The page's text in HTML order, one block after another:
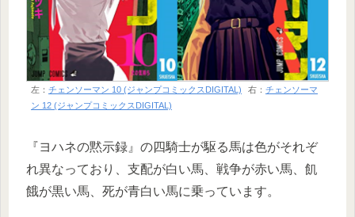
左： チェンソーマン 10 (ジャンプコミックスDIGITAL) 右： チェンソーマ
ン 12 (ジャンプコミックスDIGITAL)
『ヨハネの黙示録』の四騎士が駆る馬は色がそれぞ
れ異なっており、支配が白い馬、戦争が赤い馬、飢
餓が黒い馬、死が青白い馬に乗っています。